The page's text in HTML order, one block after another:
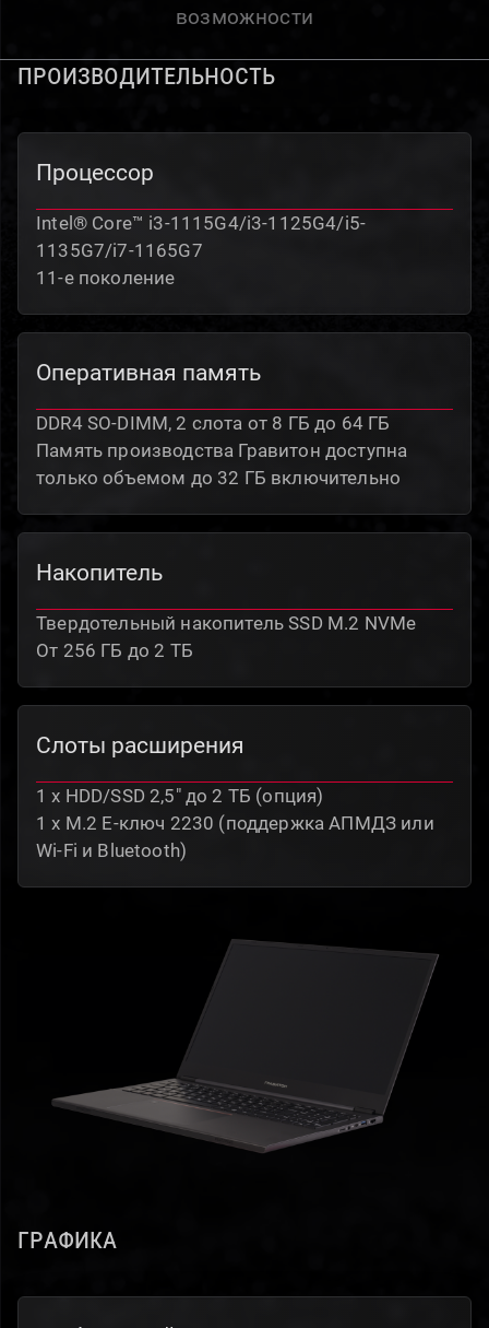
возможности
ПРОИЗВОДИТЕЛЬНОСТЬ
Процессор
Intel® Core™ i3-1115G4/i3-1125G4/i5-
1135G7/i7-1165G7
11-е поколение
Оперативная память
DDR4 SO-DIMM, 2 слота от 8 ГБ до 64 ГБ
Память производства Гравитон доступна
только объемом до 32 ГБ включительно
Накопитель
Твердотельный накопитель SSD M.2 NVMe
От 256 ГБ до 2 ТБ
Слоты расширения
1 x HDD/SSD 2,5″ до 2 ТБ (опция)
1 x M.2 E-ключ 2230 (поддержка АПМДЗ или
Wi-Fi и Bluetooth)
Графика